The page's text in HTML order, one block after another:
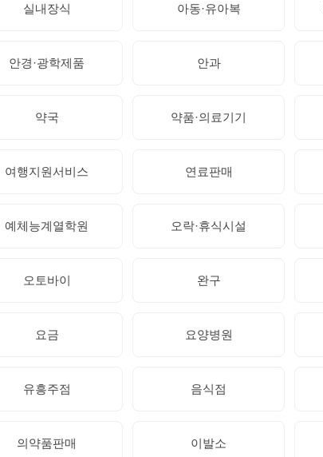
실내장식 아동·유아복
안경·광학제품 안과
약국 약품·의료기기
여행지원서비스 연료판매
예체능계열학원 오락·휴식시설
오토바이 완구
요금 요양병원
유흥주점 음식점
의약품판매 이발소